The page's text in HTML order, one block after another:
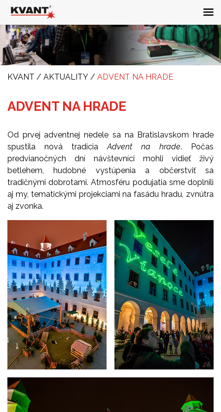
KVANT / AKTUALITY / ADVENT NA HRADE
ADVENT NA HRADE
Od prvej adventnej nedele sa na Bratislavskom hrade
spustila nová tradícia Advent na hrade. Počas
predvianočných dní návštevníci mohli vidieť živý
betlehem, hudobné vystúpenia a občerstviť sa
tradičnými dobrotami. Atmosféru podujatia sme doplnili
aj my, tematickými projekciami na fasádu hradu, zvnútra
aj zvonka.